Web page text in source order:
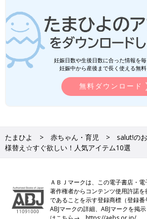
妊娠日数や生後日数に合った情報を
妊娠中から産後まで長く使える無料
無料ダウンロード
たまひよ 赤ちゃん・育児
salut!の
様替え☆すぐ欲しい！人気アイテム10選
ＡＢＪマークは、この電子書店・電
著作権者からコンテンツ使用許諾
であることを示す登録商標（登録番
ABJマークの詳細、ABJマークを掲